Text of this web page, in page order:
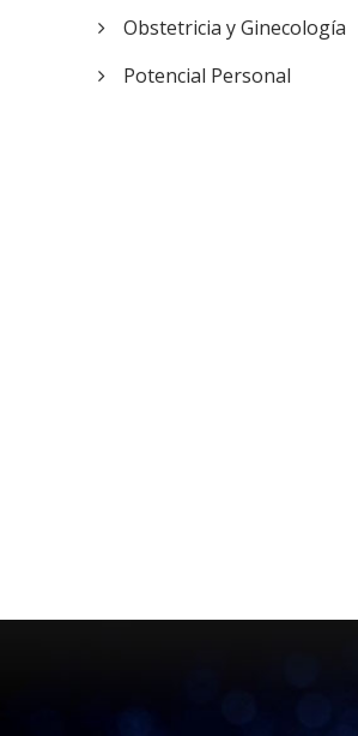
Obstetricia y Ginecología
Potencial Personal